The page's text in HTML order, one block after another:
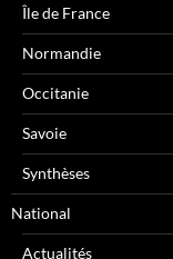
Île de France
Normandie
Occitanie
Savoie
Synthèses
National
Actualités